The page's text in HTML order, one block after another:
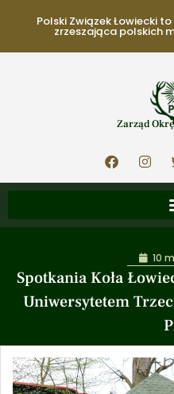
Polski Związek Łowiecki
zrzeszająca polskich
Zarząd
Spotkania Koła
Uniwersytetem
10